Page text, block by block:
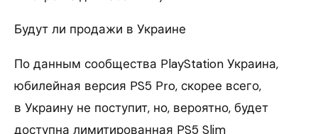
Будут ли продажи в Украине
По данным сообщества PlayStation Украина,
юбилейная версия PS5 Pro, скорее всего,
в Украину не поступит, но, вероятно, будет
доступна лимитированная PS5 Slim